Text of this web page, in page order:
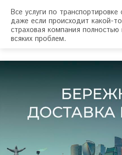
Все услуги по
даже если происходит какой-
страховая компания
всяких проблем.